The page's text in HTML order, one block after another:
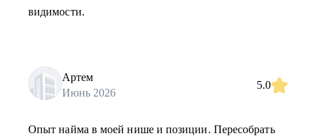
видимости.
Артем
Июнь 2026
5.0
Опыт найма в моей нише и позиции. Пересобрать